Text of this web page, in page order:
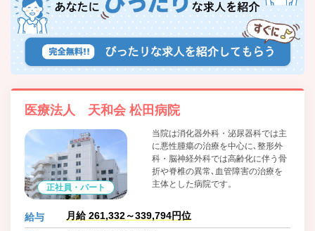
医療法人 天和会 松田病院
正社員・パート
当院は消化器外科・泌尿器科では主
に悪性腫瘍の治療を中心に､整形外
科・脳神経外科では高齢化に伴う骨
折や脊椎の異常､血管障害の治療を
主体とした病院です。
給与 月給 261,332～339,794円位